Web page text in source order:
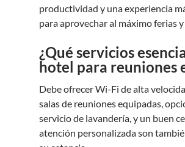
productividad y una experiencia
para aprovechar al máximo ferias
¿Qué servicios
hotel para reuniones
Debe ofrecer Wi-Fi de alta
salas de reuniones equipadas,
servicio de lavandería, y un buen
atención personalizada son